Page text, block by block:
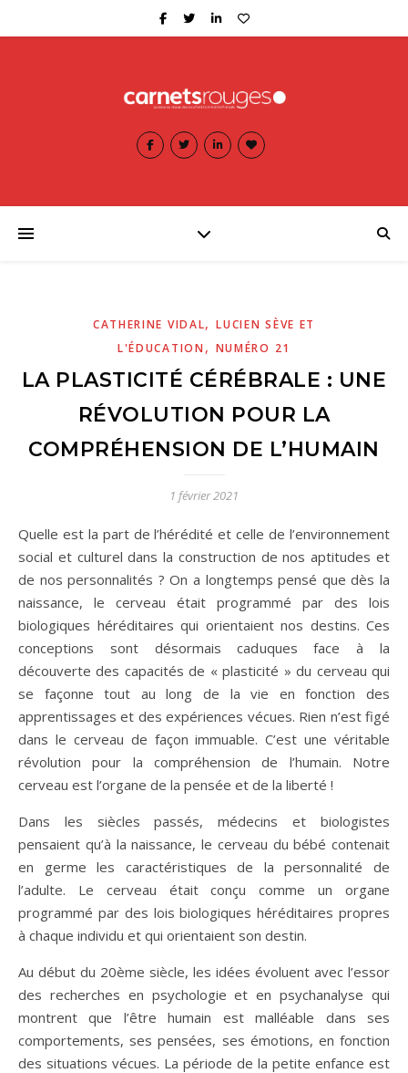
CATHERINE VIDAL,LUCIEN SÈVE ET
L'ÉDUCATION , NUMÉRO 21
LA PLASTICITÉ CÉRÉBRALE : UNE
RÉVOLUTION POUR LA
COMPRÉHENSION DE L’HUMAIN
1 février 2021
Quelle est la part de l’hérédité et celle de l’environnement
social et culturel dans la construction de nos aptitudes et
de nos personnalités ? On a longtemps pensé que dès la
naissance, le cerveau était programmé par des lois
biologiques héréditaires qui orientaient nos destins. Ces
conceptions sont désormais caduques face à la
découverte des capacités de « plasticité » du cerveau qui
se façonne tout au long de la vie en fonction des
apprentissages et des expériences vécues. Rien n’est figé
dans le cerveau de façon immuable. C’est une véritable
révolution pour la compréhension de l’humain. Notre
cerveau est l’organe de la pensée et de la liberté !
Dans les siècles passés, médecins et biologistes
pensaient qu’à la naissance, le cerveau du bébé contenait
en germe les caractéristiques de la personnalité de
l’adulte. Le cerveau était conçu comme un organe
programmé par des lois biologiques héréditaires propres
à chaque individu et qui orientaient son destin.
Au début du 20ème siècle, les idées évoluent avec l’essor
des recherches en psychologie et en psychanalyse qui
montrent que l’être humain est malléable dans ses
comportements, ses pensées, ses émotions, en fonction
des situations vécues. La période de la petite enfance est